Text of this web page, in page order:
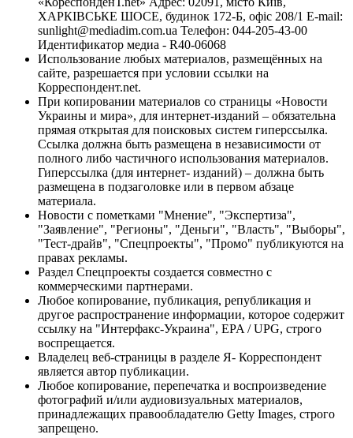
ХАРКІВСЬКЕ ШОСЕ, будинок 172-Б, офіс 208/1 E-mail:
sunlight@mediadim.com.ua Телефон: 044-205-43-00
Идентификатор медиа - R40-06068
Использование любых материалов, размещённых на
сайте, разрешается при условии ссылки на
Корреспондент.net.
При копировании материалов со страницы «Новости
Украины и мира», для интернет-изданий – обязательна
прямая открытая для поисковых систем гиперссылка.
Ссылка должна быть размещена в независимости от
полного либо частичного использования материалов.
Гиперссылка (для интернет- изданий) – должна быть
размещена в подзаголовке или в первом абзаце
материала.
Новости с пометками "Мнение", "Экспертиза",
"Заявление", "Регионы", "Деньги", "Власть", "Выборы",
"Тест-драйв", "Спецпроекты", "Промо" публикуются на
правах рекламы.
Раздел Спецпроекты создается совместно с
коммерческими партнерами.
Любое копирование, публикация, републикация и
другое распространение информации, которое содержит
ссылку на "Интерфакс-Украина", EPA / UPG, строго
воспрещается.
Владелец веб-страницы в разделе Я- Корреспондент
является автор публикации.
Любое копирование, перепечатка и воспроизведение
фотографий и/или аудиовизуальных материалов,
принадлежащих правообладателю Getty Images, строго
запрещено.